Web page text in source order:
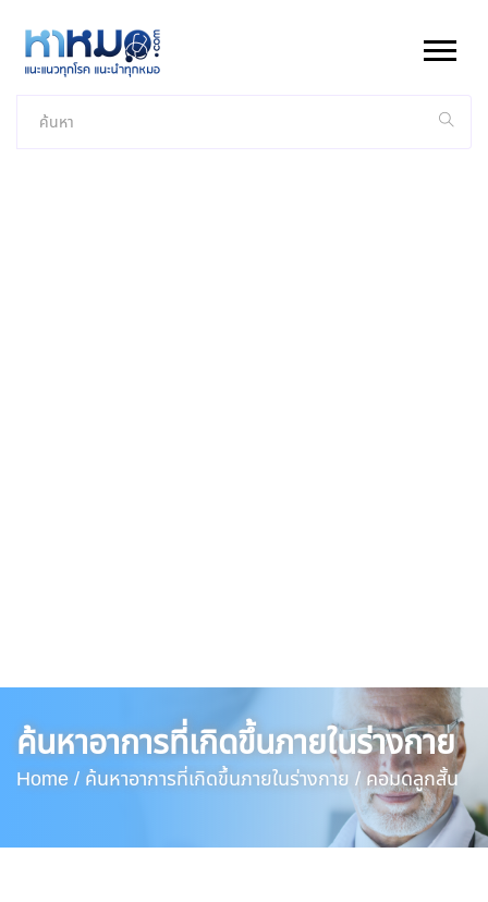
ค้นหาอาการที่เกิดขึ้นภายในร่างกาย
Home / ค้นหาอาการที่เกิดขึ้นภายในร่างกาย / คอมดลูกสั้น